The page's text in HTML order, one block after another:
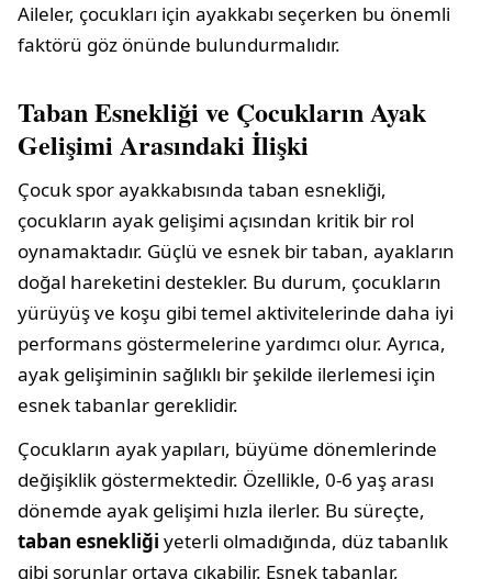
Aileler, çocukları için ayakkabı seçerken bu önemli
faktörü göz önünde bulundurmalıdır.
Taban Esnekliği ve Çocukların Ayak
Gelişimi Arasındaki İlişki
Çocuk spor ayakkabısında taban esnekliği,
çocukların ayak gelişimi açısından kritik bir rol
oynamaktadır. Güçlü ve esnek bir taban, ayakların
doğal hareketini destekler. Bu durum, çocukların
yürüyüş ve koşu gibi temel aktivitelerinde daha iyi
performans göstermelerine yardımcı olur. Ayrıca,
ayak gelişiminin sağlıklı bir şekilde ilerlemesi için
esnek tabanlar gereklidir.
Çocukların ayak yapıları, büyüme dönemlerinde
değişiklik göstermektedir. Özellikle, 0-6 yaş arası
dönemde ayak gelişimi hızla ilerler. Bu süreçte,
taban esnekliği yeterli olmadığında, düz tabanlık
gibi sorunlar ortaya çıkabilir. Esnek tabanlar,